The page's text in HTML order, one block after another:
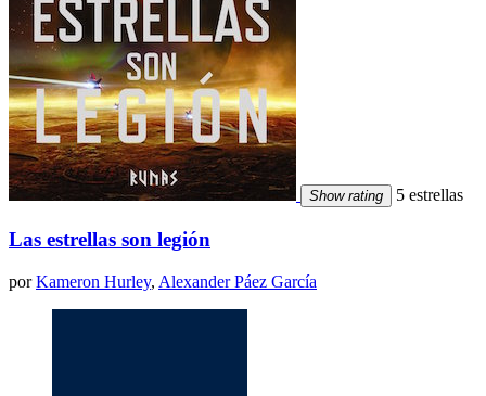
Show rating 5 estrellas
Las estrellas son legión
porKameron Hurley, Alexander Páez García